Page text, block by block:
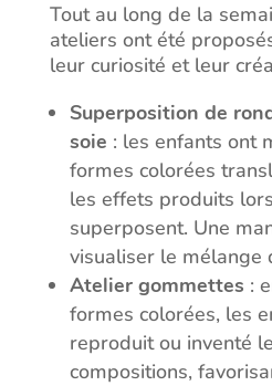
Tout au long de la
ateliers ont été
leur curiosité et leur
Superposition de
soie : les enfants ont
formes colorées
les effets produits
superposent. Une
visualiser le mélange
Atelier gommettes :
formes colorées, les
reproduit ou inventé
compositions,